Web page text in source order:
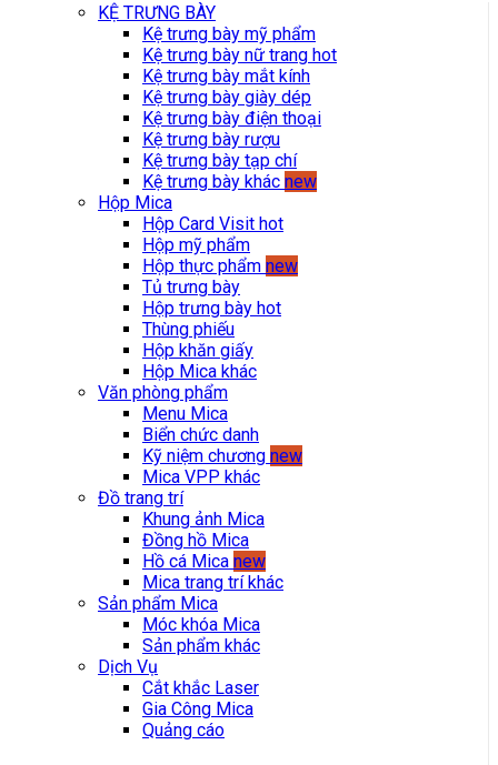
KỆ TRƯNG BÀY
Kệ trưng bày mỹ phẩm
Kệ trưng bày nữ trang hot
Kệ trưng bày mắt kính
Kệ trưng bày giày dép
Kệ trưng bày điện thoại
Kệ trưng bày rượu
Kệ trưng bày tạp chí
Kệ trưng bày khác new
Hộp Mica
Hộp Card Visit hot
Hộp mỹ phẩm
Hộp thực phẩm new
Tủ trưng bày
Hộp trưng bày hot
Thùng phiếu
Hộp khăn giấy
Hộp Mica khác
Văn phòng phẩm
Menu Mica
Biển chức danh
Kỹ niệm chương new
Mica VPP khác
Đồ trang trí
Khung ảnh Mica
Đồng hồ Mica
Hồ cá Mica new
Mica trang trí khác
Sản phẩm Mica
Móc khóa Mica
Sản phẩm khác
Dịch Vụ
Cắt khắc Laser
Gia Công Mica
Quảng cáo